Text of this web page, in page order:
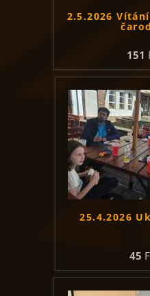
2.5.2026
151
25.4.2026
45